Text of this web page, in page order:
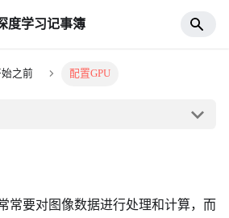
度学习记事簿
之前 配置GPU
常要对图像数据进行处理和计算，而